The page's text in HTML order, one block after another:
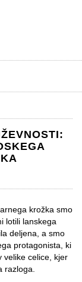
krožka smo
lotili lanskega
deljena, a smo
protagonista, ki
velike celice, kjer
razloga.